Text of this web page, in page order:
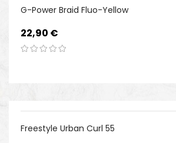
G-Power Braid Fluo-Yellow
Preis
22,90 €
Freestyle Urban Curl 55